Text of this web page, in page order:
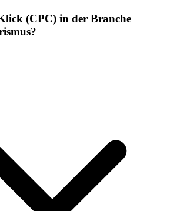
(CPC) in der Branche